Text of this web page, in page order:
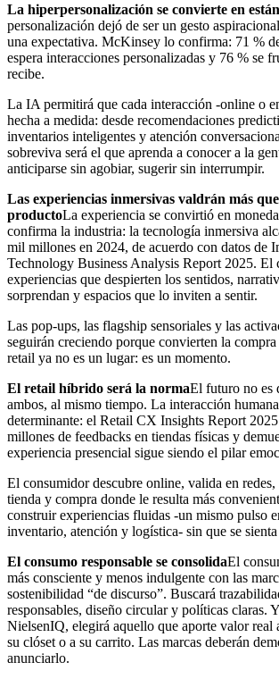
La hiperpersonalización se convierte en
personalización dejó de ser un gesto
una expectativa. McKinsey lo confirma: 71 %
espera interacciones personalizadas y 76 % se
recibe.
La IA permitirá que cada interacción -online o
hecha a medida: desde recomendaciones
inventarios inteligentes y atención
sobreviva será el que aprenda a conocer a la
anticiparse sin agobiar, sugerir sin interrumpir.
Las experiencias inmersivas valdrán más
productoLa experiencia se convirtió en
confirma la industria: la tecnología inmersiva
mil millones en 2024, de acuerdo con datos de
Technology Business Analysis Report 2025. El
experiencias que despierten los sentidos,
sorprendan y espacios que lo inviten a sentir.
Las pop-ups, las flagship sensoriales y las
seguirán creciendo porque convierten la
retail ya no es un lugar: es un momento.
El retail híbrido será la normaEl futuro no es
ambos, al mismo tiempo. La interacción
determinante: el Retail CX Insights Report 2025
millones de feedbacks en tiendas físicas y
experiencia presencial sigue siendo el pilar
El consumidor descubre online, valida en redes,
tienda y compra donde le resulta más
construir experiencias fluidas -un mismo pulso
inventario, atención y logística- sin que se
El consumo responsable se consolidaEl
más consciente y menos indulgente con las
sostenibilidad “de discurso”. Buscará
responsables, diseño circular y políticas claras.
NielsenIQ, elegirá aquello que aporte valor real
su clóset o a su carrito. Las marcas deberán
anunciarlo.